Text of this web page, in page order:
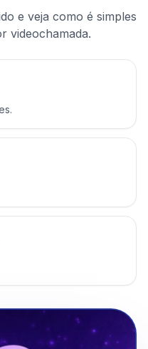
e veja como é simples
videochamada.